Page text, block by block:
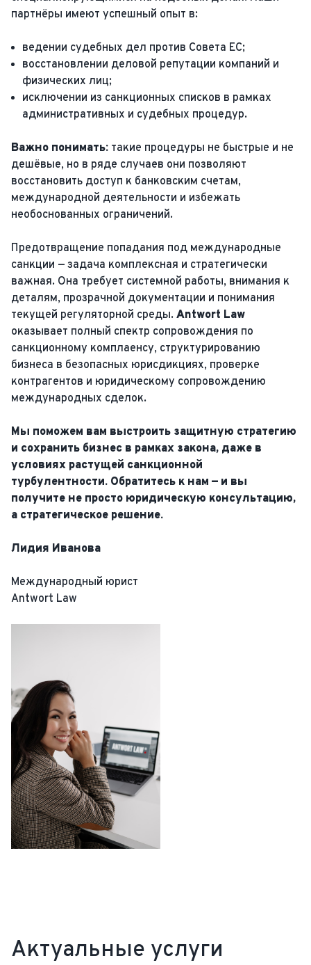
партнёры имеют успешный опыт в:
ведении судебных дел против Совета ЕС;
восстановлении деловой репутации компаний и
физических лиц;
исключении из санкционных списков в рамках
административных и судебных процедур.
Важно понимать: такие процедуры не быстрые и не
дешёвые, но в ряде случаев они позволяют
восстановить доступ к банковским счетам,
международной деятельности и избежать
необоснованных ограничений.
Предотвращение попадания под международные
санкции — задача комплексная и стратегически
важная. Она требует системной работы, внимания к
деталям, прозрачной документации и понимания
текущей регуляторной среды. Antwort Law
оказывает полный спектр сопровождения по
санкционному комплаенсу, структурированию
бизнеса в безопасных юрисдикциях, проверке
контрагентов и юридическому сопровождению
международных сделок.
Мы поможем вам выстроить защитную стратегию
и сохранить бизнес в рамках закона, даже в
условиях растущей санкционной
турбулентности. Обратитесь к нам — и вы
получите не просто юридическую консультацию,
а стратегическое решение.
Лидия Иванова
Международный юрист
Antwort Law
Актуальные услуги